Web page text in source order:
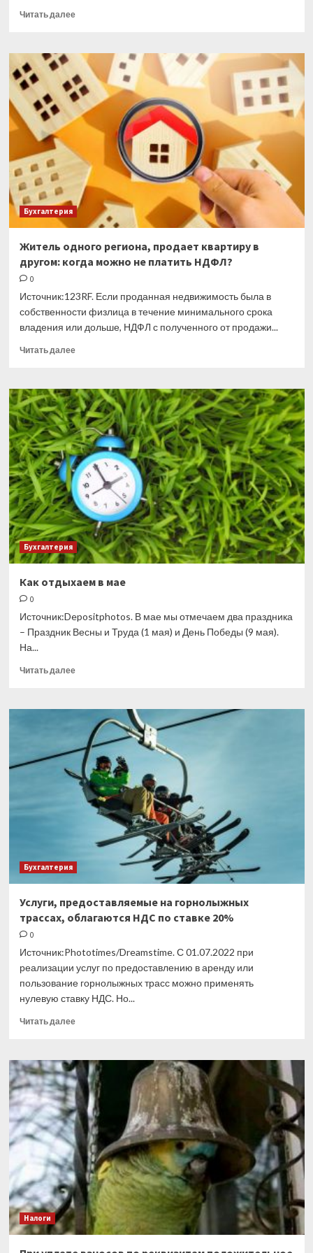
Читать далееПрочитать
Россия
денонсировала
соглашения
о пенсиях
военнослужащих
стран
Бухгалтерия
Житель одного региона, продает квартиру в
другом: когда можно не платить НДФЛ?
0
Источник:123RF. Если проданная недвижимость была в
собственности физлица в течение минимального срока
владения или дольше, НДФЛ с полученного от продажи...
Читать далееПрочитать
Житель
одного
региона,
продает
квартиру
в
другом:
когда
можно
не
платить
НДФЛ?
Бухгалтерия
Как отдыхаем в мае
0
Источник:Depositphotos. В мае мы отмечаем два праздника
– Праздник Весны и Труда (1 мая) и День Победы (9 мая).
На...
Читать далееПрочитать
Как
отдыхаем
мае
Бухгалтерия
Услуги, предоставляемые на горнолыжных
трассах, облагаются НДС по ставке 20%
0
Источник:Phototimes/Dreamstime. С 01.07.2022 при
реализации услуг по предоставлению в аренду или
пользование горнолыжных трасс можно применять
нулевую ставку НДС. Но...
Читать далееПрочитать
Услуги,
предоставляемые
на
горнолыжных
трассах,
облагаются
НДС
по
ставке
20%
Налоги